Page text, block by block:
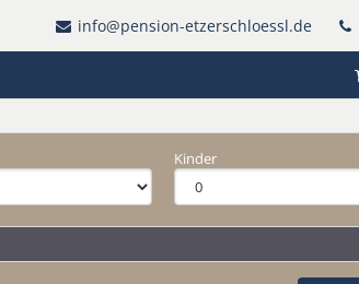
info@pension-etzerschloessl.de
Kinder